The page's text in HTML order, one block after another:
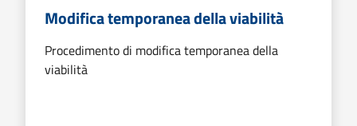
Modifica temporanea della viabilità
Procedimento di modifica temporanea della
viabilità